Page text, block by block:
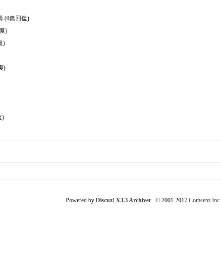
(0篇回復)
)
)
)
)
Powered by Discuz! X3.3 Archiver© 2001-2017 Comsenz Inc.